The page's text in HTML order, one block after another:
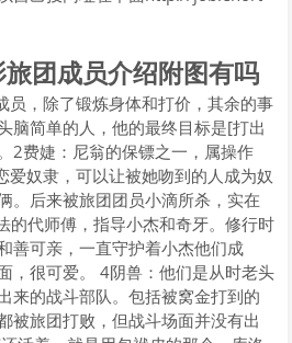
团成员介绍附图有吗
员，除了锻炼身体和打价，其余的事
脑简单的人，他的最终目标是[打出
2费婕：尼翁的保镖之一，属操作
爱奴隶，可以让被她吻到的人成为奴
。后来被旅团团员小滴所杀，实在
的代师傅，指导小杰和奇牙。修行时
善可亲，一直守护着小杰他们成
，很可爱。 4阴兽：他们是从时老头
来的战斗部队。包括被窝金打到的
被旅团打败，但战斗场面并没有出